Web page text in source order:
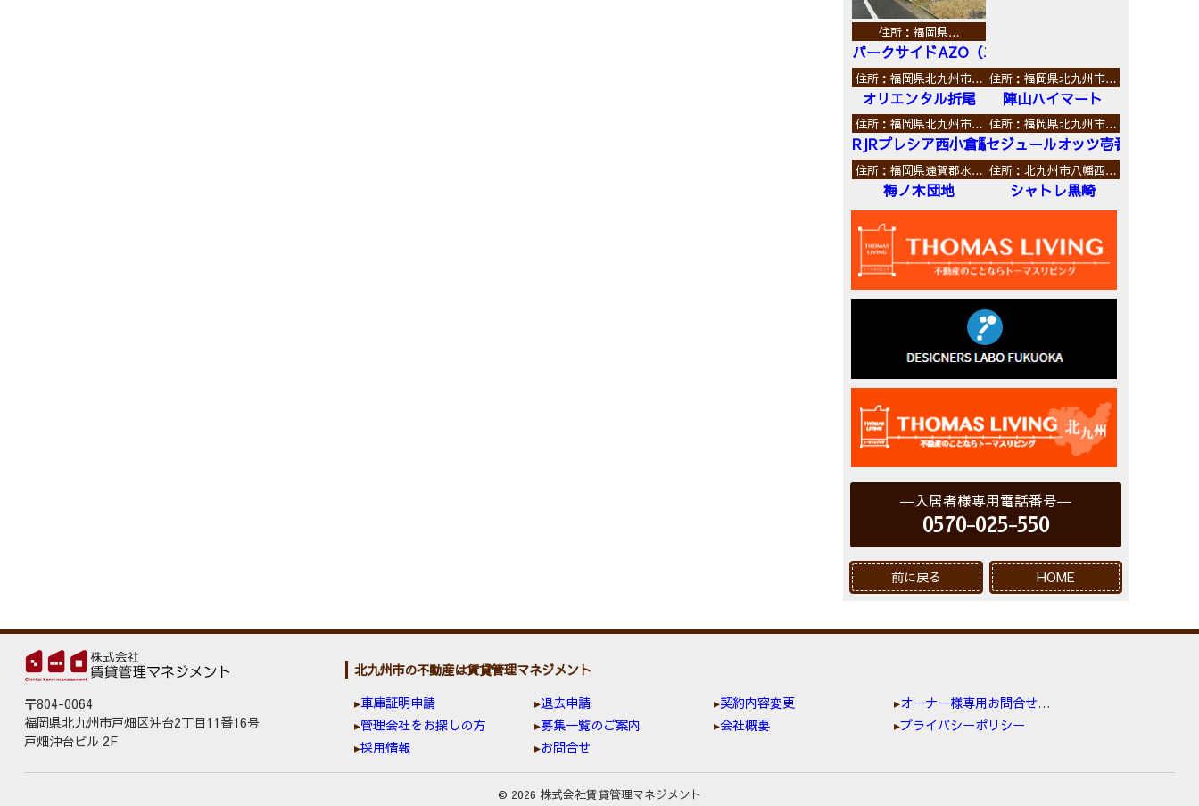
住所：福岡県…
パークサイドAZO（エーゼットオー）
住所：福岡県北九州市…
オリエンタル折尾
住所：福岡県北九州市…
陣山ハイマート
住所：福岡県北九州市…
RJRプレシア西小倉駅前
住所：福岡県北九州市…
セジュールオッツ壱番館
住所：福岡県遠賀郡水…
梅ノ木団地
住所：北九州市八幡西…
シャトレ黒崎
入居者様専用電話番号
0570-025-550
前に戻る HOME
〒804-0064
福岡県北九州市戸畑区沖台2丁目11番16号
戸畑沖台ビル 2F
北九州市の不動産は賃貸管理マネジメント
車庫証明申請
退去申請 契約内容変更
オーナー様専用お問合せ窓口
管理会社をお探しの方
募集一覧のご案内 会社概要
プライバシーポリシー
採用情報
お問合せ
© 2026 株式会社賃貸管理マネジメント